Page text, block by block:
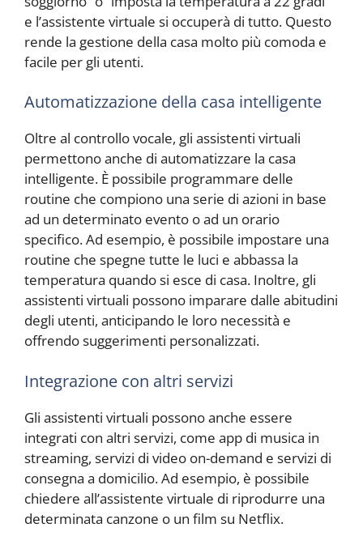
e l’assistente virtuale si occuperà di tutto. Questo
rende la gestione della casa molto più comoda e
facile per gli utenti.
Automatizzazione della casa intelligente
Oltre al controllo vocale, gli assistenti virtuali
permettono anche di automatizzare la casa
intelligente. È possibile programmare delle
routine che compiono una serie di azioni in base
ad un determinato evento o ad un orario
specifico. Ad esempio, è possibile impostare una
routine che spegne tutte le luci e abbassa la
temperatura quando si esce di casa. Inoltre, gli
assistenti virtuali possono imparare dalle abitudini
degli utenti, anticipando le loro necessità e
offrendo suggerimenti personalizzati.
Integrazione con altri servizi
Gli assistenti virtuali possono anche essere
integrati con altri servizi, come app di musica in
streaming, servizi di video on-demand e servizi di
consegna a domicilio. Ad esempio, è possibile
chiedere all’assistente virtuale di riprodurre una
determinata canzone o un film su Netflix.